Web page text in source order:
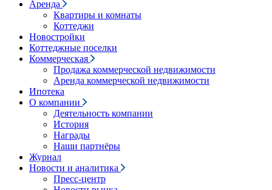
Аренда
Квартиры и комнаты
Коттеджи
Новостройки
Коттеджные поселки
Коммерческая
Продажа коммерческой недвижимости
Аренда коммерческой недвижимости
Ипотека
О компании
Деятельность компании
История
Награды
Наши партнёры
Журнал
Новости и аналитика
Пресс-центр